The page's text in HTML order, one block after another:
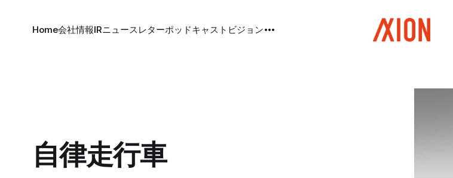
Home会社情報IRニュースレターポッドキャスト ビジョン
自律走行車